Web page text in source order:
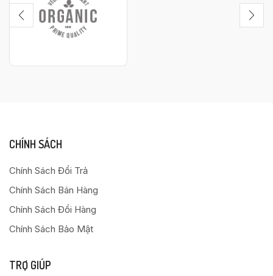
CHÍNH SÁCH
Chính Sách Đổi Trả
Chính Sách Bán Hàng
Chính Sách Đổi Hàng
Chính Sách Bảo Mật
TRỢ GIÚP